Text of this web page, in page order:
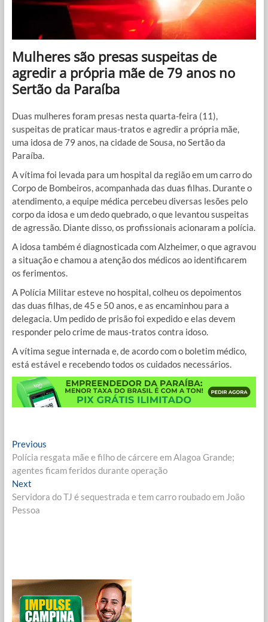
Mulheres são presas suspeitas de
agredir a própria mãe de 79 anos no
Sertão da Paraíba
Duas mulheres foram presas nesta quarta-feira (11),
suspeitas de praticar maus-tratos e agredir a própria mãe,
uma idosa de 79 anos, na cidade de Sousa, no Sertão da
Paraíba.
A vítima foi levada para um hospital da região em um carro do
Corpo de Bombeiros, acompanhada das duas filhas. Durante o
atendimento, a equipe médica percebeu diversas lesões pelo
corpo da idosa e um dedo quebrado, o que levantou suspeitas
de agressão. Diante disso, os profissionais acionaram a polícia.
A idosa também é diagnosticada com Alzheimer, o que agravou
a situação e chamou a atenção dos médicos ao identificarem
os ferimentos.
A Polícia Militar esteve no hospital, colheu os depoimentos
das duas filhas, de 45 e 50 anos, e as encaminhou para a
delegacia. Um pedido de prisão foi expedido e elas devem
responder pelo crime de maus-tratos contra idoso.
A vítima segue internada e, de acordo com o boletim médico,
está estável e recebendo todos os cuidados necessários.
Navegação
de
Post
PreviousPrevious
post:
Polícia resgata mãe e filho de cárcere em Alagoa Grande;
agentes ficam feridos durante operação
NextNext
post:
Servidora do TJ é sequestrada e tem carro roubado em João
Pessoa